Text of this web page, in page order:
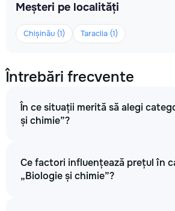
Meșteri pe localități
Chișinău (1) Taraclia (1)
Întrebări frecvente
În ce situații merită să alegi
și chimie”?
Ce factori influențează prețul în
„Biologie și chimie”?